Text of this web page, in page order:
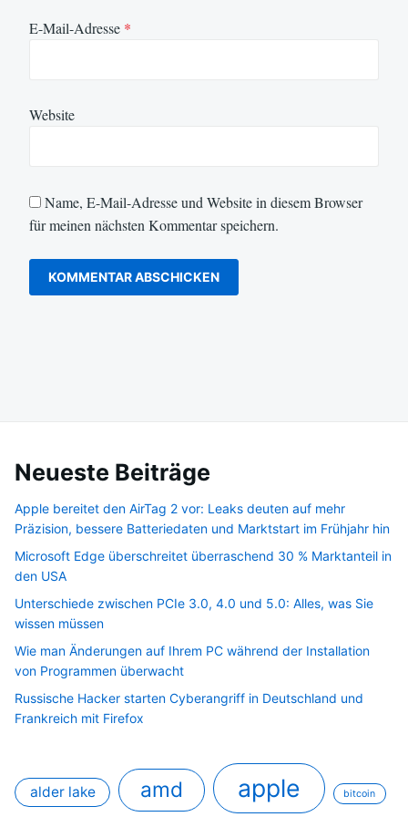
E-Mail-Adresse *
Website
Name, E-Mail-Adresse und Website in diesem Browser
für meinen nächsten Kommentar speichern.
Neueste Beiträge
Apple bereitet den AirTag 2 vor: Leaks deuten auf mehr
Präzision, bessere Batteriedaten und Marktstart im Frühjahr hin
Microsoft Edge überschreitet überraschend 30 % Marktanteil in
den USA
Unterschiede zwischen PCIe 3.0, 4.0 und 5.0: Alles, was Sie
wissen müssen
Wie man Änderungen auf Ihrem PC während der Installation
von Programmen überwacht
Russische Hacker starten Cyberangriff in Deutschland und
Frankreich mit Firefox
alder lake amd apple bitcoin